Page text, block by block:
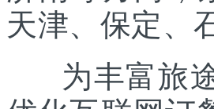
天津、保定、
为丰富旅途